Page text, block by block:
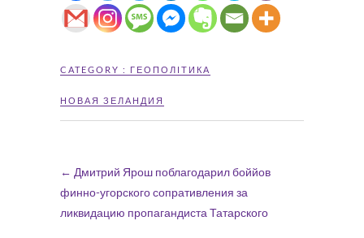
CATEGORY : ГЕОПОЛІТИКА
НОВАЯ ЗЕЛАНДИЯ
← Дмитрий Ярош поблагодарил боййов
финно-угорского сопративления за
ликвидацию пропагандиста Татарского